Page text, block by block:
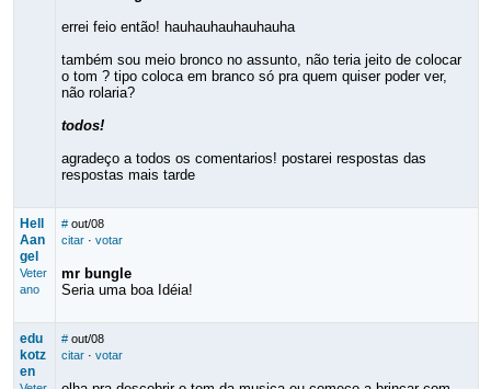
errei feio então! hauhauhauhauhauha
também sou meio bronco no assunto, não teria jeito de colocar
o tom ? tipo coloca em branco só pra quem quiser poder ver,
não rolaria?
todos!
agradeço a todos os comentarios! postarei respostas das
respostas mais tarde
Hell
Aan
gel
Veter
ano
# out/08
citar· votar
mr bungle
Seria uma boa Idéia!
edu
kotz
en
# out/08
citar· votar